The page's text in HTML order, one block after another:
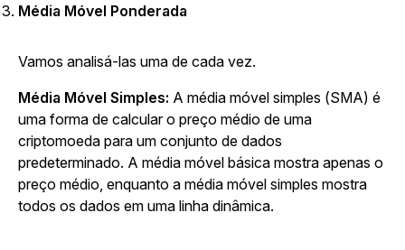
Média Móvel Ponderada
Vamos analisá-las uma de cada vez.
Média Móvel Simples: A média móvel simples (SMA) é
uma forma de calcular o preço médio de uma
criptomoeda para um conjunto de dados
predeterminado. A média móvel básica mostra apenas o
preço médio, enquanto a média móvel simples mostra
todos os dados em uma linha dinâmica.